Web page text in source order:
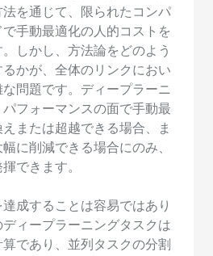
を通じて、限られたコンパ
手動最適化の人的コストを
しかし、方法論をどのよう
かが、全体のリンクにおい
問題です。ディープラーニ
フォーマンスの面で手動最
または超越できる場合、ま
に削減できる場合にのみ、
できます。
成することは容易ではあり
ィープラーニングタスクは
であり、並列タスクの分割